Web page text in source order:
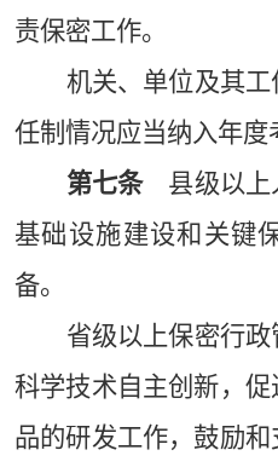
责保密工作。
机关、单位及其
任制情况应当纳入年度
第七条县级以上
基础设施建设和关键
备。
省级以上保密行
科学技术自主创新，
品的研发工作，鼓励